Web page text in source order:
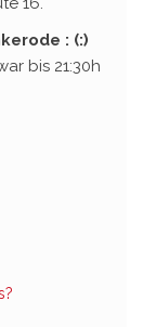
: (:)
bis 21:30h